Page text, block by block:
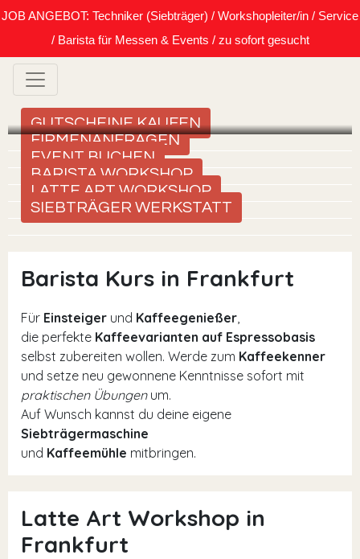
JOB ANGEBOT: Techniker (Siebträger) / Workshopleiter/in / Service
/ Barista für Messen & Events / zu sofort gesucht
GUTSCHEINE KAUFEN
FIRMENANFRAGEN
EVENT BUCHEN
BARISTA WORKSHOP
LATTE ART WORKSHOP
SIEBTRÄGER WERKSTATT
Barista Kurs in Frankfurt
Für Einsteiger und Kaffeegenießer,
die perfekte Kaffeevarianten auf Espressobasis
selbst zubereiten wollen. Werde zum Kaffeekenner
und setze neu gewonnene Kenntnisse sofort mit
praktischen Übungenum.
Auf Wunsch kannst du deine eigene
Siebträgermaschine
und Kaffeemühle mitbringen.
Latte Art Workshop in
Frankfurt